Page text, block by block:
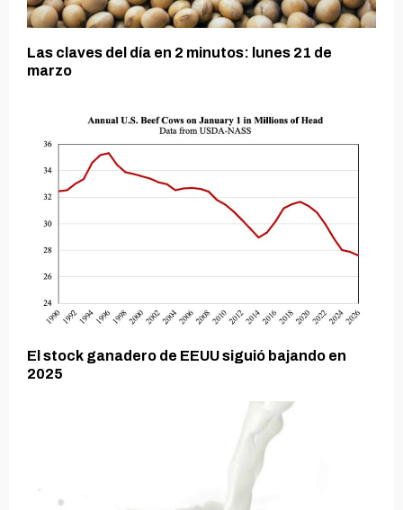
Las claves del día en 2 minutos: lunes 21 de
marzo
El stock ganadero de EEUU siguió bajando en
2025